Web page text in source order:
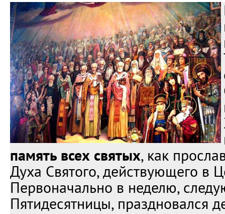
память всех святых, как
Духа Святого, действующего в
Первоначально в неделю,
Пятидесятницы, праздновался